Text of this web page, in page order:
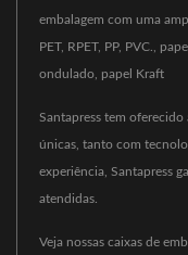
embalagem com uma
PET, RPET, PP, PVC.,
ondulado, papel Kraft
Santapress tem oferecido
únicas, tanto com
experiência, Santapress
atendidas.
Veja nossas caixas de